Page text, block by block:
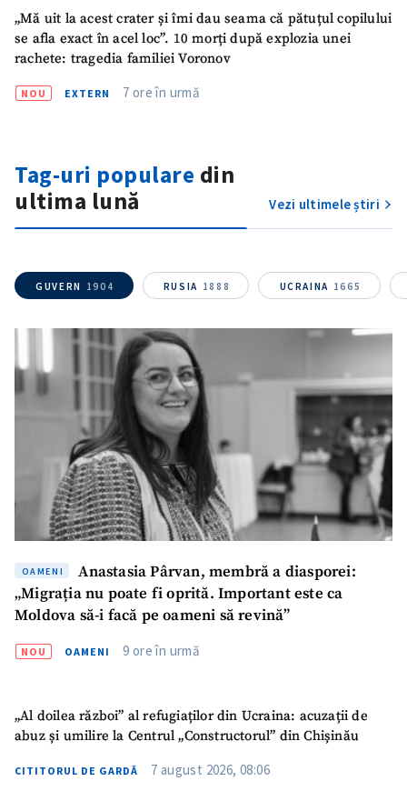
SUSȚINE
„Mă uit la acest crater și îmi dau seama că pătuțul copilului
se afla exact în acel loc”. 10 morți după explozia unei
rachete: tragedia familiei Voronov
NOU EXTERN 7 ore în urmă
Tag-uri populare din
ultima lună
Vezi ultimele știri
GUVERN 1904 RUSIA 1888 UCRAINA 1665
OAMENI
Anastasia Pârvan, membră a diasporei:
„Migrația nu poate fi oprită. Important este ca
Moldova să-i facă pe oameni să revină”
NOU OAMENI 9 ore în urmă
„Al doilea război” al refugiaților din Ucraina: acuzații de
abuz și umilire la Centrul „Constructorul” din Chișinău
CITITORUL DE GARDĂ 7 august 2026, 08:06